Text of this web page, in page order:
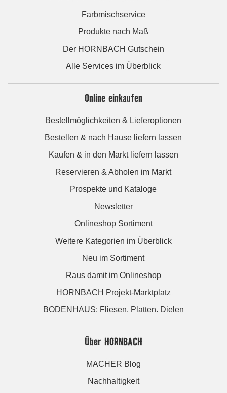
Farbmischservice
Produkte nach Maß
Der HORNBACH Gutschein
Alle Services im Überblick
Online einkaufen
Bestellmöglichkeiten & Lieferoptionen
Bestellen & nach Hause liefern lassen
Kaufen & in den Markt liefern lassen
Reservieren & Abholen im Markt
Prospekte und Kataloge
Newsletter
Onlineshop Sortiment
Weitere Kategorien im Überblick
Neu im Sortiment
Raus damit im Onlineshop
HORNBACH Projekt-Marktplatz
BODENHAUS: Fliesen. Platten. Dielen
Über HORNBACH
MACHER Blog
Nachhaltigkeit